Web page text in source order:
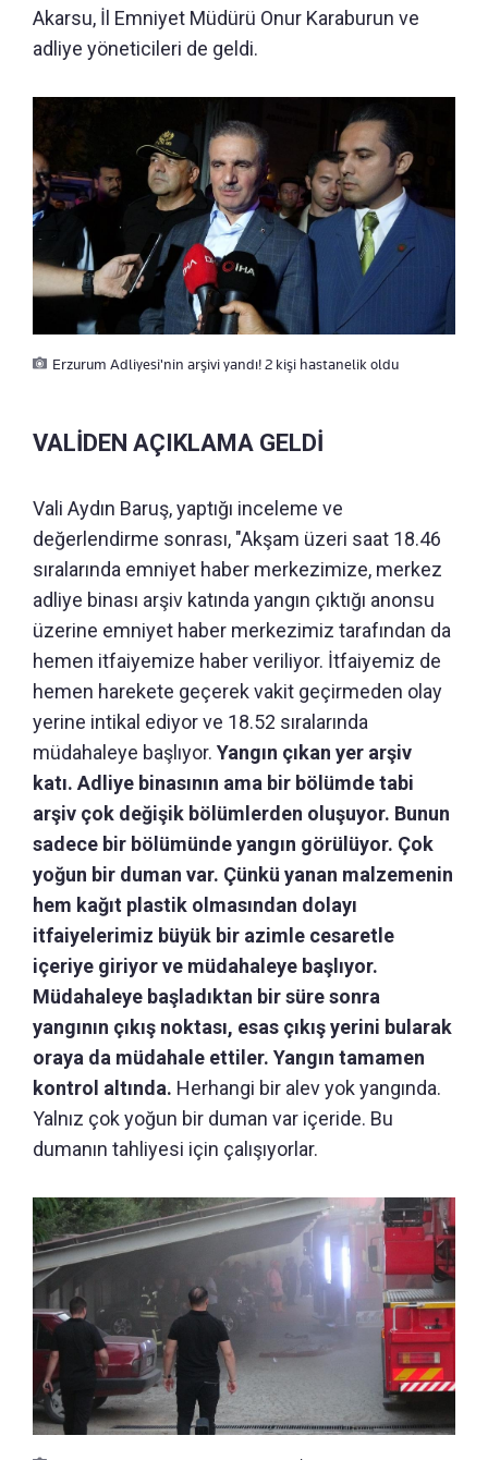
Akarsu, İl Emniyet Müdürü Onur Karaburun ve
adliye yöneticileri de geldi.
Erzurum Adliyesi'nin arşivi yandı! 2 kişi hastanelik oldu
VALİDEN AÇIKLAMA GELDİ
Vali Aydın Baruş, yaptığı inceleme ve
değerlendirme sonrası, "Akşam üzeri saat 18.46
sıralarında emniyet haber merkezimize, merkez
adliye binası arşiv katında yangın çıktığı anonsu
üzerine emniyet haber merkezimiz tarafından da
hemen itfaiyemize haber veriliyor. İtfaiyemiz de
hemen harekete geçerek vakit geçirmeden olay
yerine intikal ediyor ve 18.52 sıralarında
müdahaleye başlıyor. Yangın çıkan yer arşiv
katı. Adliye binasının ama bir bölümde tabi
arşiv çok değişik bölümlerden oluşuyor. Bunun
sadece bir bölümünde yangın görülüyor. Çok
yoğun bir duman var. Çünkü yanan malzemenin
hem kağıt plastik olmasından dolayı
itfaiyelerimiz büyük bir azimle cesaretle
içeriye giriyor ve müdahaleye başlıyor.
Müdahaleye başladıktan bir süre sonra
yangının çıkış noktası, esas çıkış yerini bularak
oraya da müdahale ettiler. Yangın tamamen
kontrol altında. Herhangi bir alev yok yangında.
Yalnız çok yoğun bir duman var içeride. Bu
dumanın tahliyesi için çalışıyorlar.